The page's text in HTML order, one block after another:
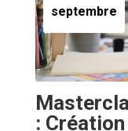
septembre
: